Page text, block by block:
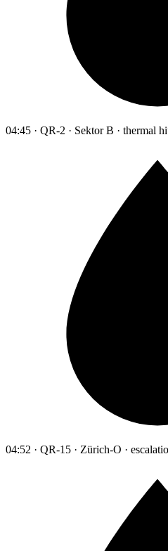
04:45 · QR-2 · Sektor B · thermal
04:52 · QR-15 · Zürich-O ·